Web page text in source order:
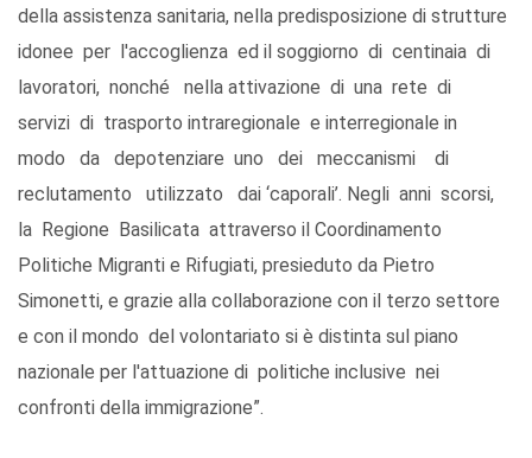
della assistenza sanitaria, nella predisposizione di strutture
idonee per l'accoglienza ed il soggiorno di centinaia di
lavoratori, nonché nella attivazione di una rete di
servizi di trasporto intraregionale e interregionale in
modo da depotenziare uno dei meccanismi di
reclutamento utilizzato dai ‘caporali’. Negli anni scorsi,
la Regione Basilicata attraverso il Coordinamento
Politiche Migranti e Rifugiati, presieduto da Pietro
Simonetti, e grazie alla collaborazione con il terzo settore
e con il mondo del volontariato si è distinta sul piano
nazionale per l'attuazione di politiche inclusive nei
confronti della immigrazione”.